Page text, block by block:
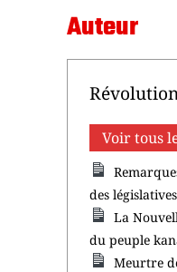
Auteur
Voir tous
des législatives
La
du peuple
Meurtre